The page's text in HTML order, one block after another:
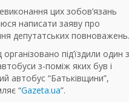
цих зобов’язань
написати заяву про
депутатських
організовано під’їздили один
з-поміж яких був і
автобус “Батьківщини”,
“Gazeta.ua”.